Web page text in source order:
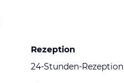
Rezeption
24-Stunden-Rezeption